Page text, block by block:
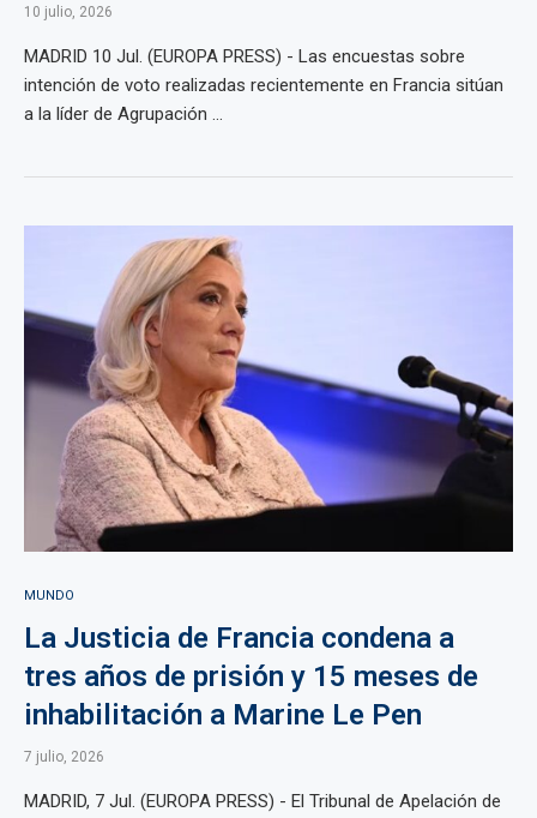
10 julio, 2026
MADRID 10 Jul. (EUROPA PRESS) - Las encuestas sobre
intención de voto realizadas recientemente en Francia sitúan
a la líder de Agrupación ...
MUNDO
La Justicia de Francia condena a
tres años de prisión y 15 meses de
inhabilitación a Marine Le Pen
7 julio, 2026
MADRID, 7 Jul. (EUROPA PRESS) - El Tribunal de Apelación de